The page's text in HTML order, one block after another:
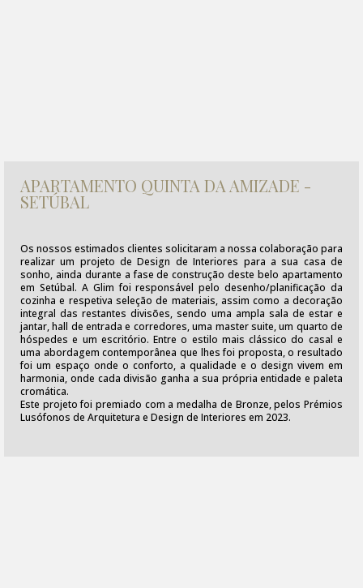
APARTAMENTO QUINTA DA AMIZADE -
SETÚBAL
Os nossos estimados clientes solicitaram a nossa colaboração para
realizar um projeto de Design de Interiores para a sua casa de
sonho, ainda durante a fase de construção deste belo apartamento
em Setúbal. A Glim foi responsável pelo desenho/planificação da
cozinha e respetiva seleção de materiais, assim como a decoração
integral das restantes divisões, sendo uma ampla sala de estar e
jantar, hall de entrada e corredores, uma master suite, um quarto de
hóspedes e um escritório. Entre o estilo mais clássico do casal e
uma abordagem contemporânea que lhes foi proposta, o resultado
foi um espaço onde o conforto, a qualidade e o design vivem em
harmonia, onde cada divisão ganha a sua própria entidade e paleta
cromática.
Este projeto foi premiado com a medalha de Bronze, pelos Prémios
Lusófonos de Arquitetura e Design de Interiores em 2023.